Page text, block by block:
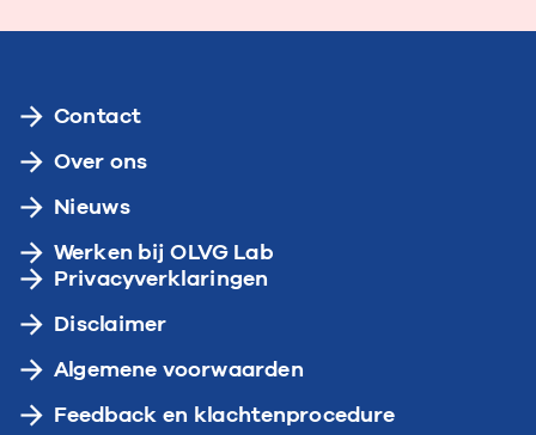
Contact
Over ons
Nieuws
Werken bij OLVG Lab
Privacyverklaringen
Disclaimer
Algemene voorwaarden
Feedback en klachtenprocedure